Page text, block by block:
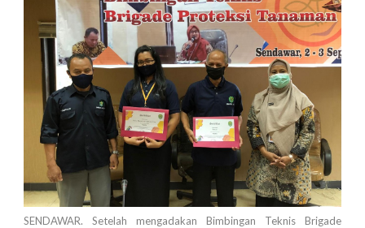
SENDAWAR. Setelah mengadakan Bimbingan Teknis Brigade